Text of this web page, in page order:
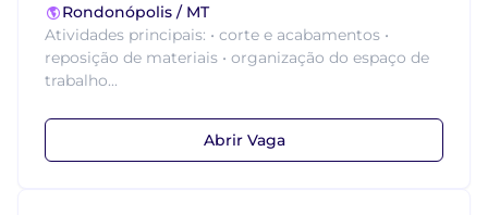
Rondonópolis / MT
Atividades principais: • corte e acabamentos •
reposição de materiais • organização do espaço de
trabalho...
Abrir Vaga